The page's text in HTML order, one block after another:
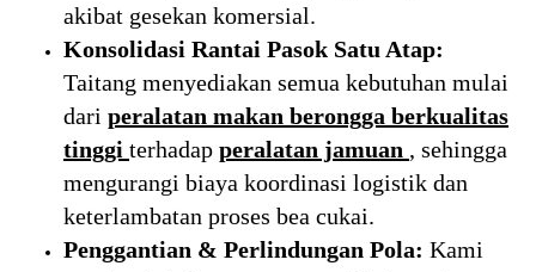
akibat gesekan komersial.
Konsolidasi Rantai Pasok Satu Atap:
Taitang menyediakan semua kebutuhan mulai
dari peralatan makan berongga berkualitas
tinggi terhadap peralatan jamuan , sehingga
mengurangi biaya koordinasi logistik dan
keterlambatan proses bea cukai.
Penggantian & Perlindungan Pola: Kami